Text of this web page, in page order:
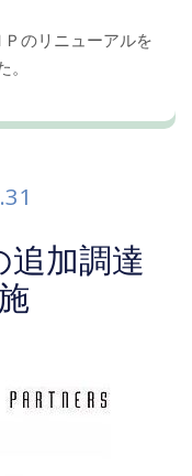
のリニューアルを
追加調達